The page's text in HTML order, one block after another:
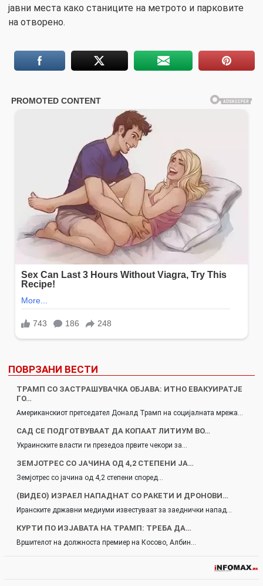
јавни места како станиците на метрото и парковите
на отворено.
ПОВРЗАНИ ВЕСТИ
ТРАМП СО ЗАСТРАШУВАЧКА ОБЈАВА: ИТНО ЕВАКУИРАТЈЕ
ГО…
Американскиот претседател Доналд Трамп на социјалната мрежа…
САД СЕ ПОДГОТВУВААТ ДА КОПААТ ЛИТИУМ ВО…
Украинските власти ги презедоа првите чекори за…
ЗЕМЈОТРЕС СО ЈАЧИНА ОД 4,2 СТЕПЕНИ ЈА…
Земјотрес со јачина од 4,2 степени според…
(ВИДЕО) ИЗРАЕЛ НАПАДНАТ СО РАКЕТИ И ДРОНОВИ…
Иранските државни медиуми известуваат за заеднички напад…
КУРТИ ПО ИЗЈАВАТА НА ТРАМП: ТРЕБА ДА…
Вршителот на должноста премиер на Косово, Албин…